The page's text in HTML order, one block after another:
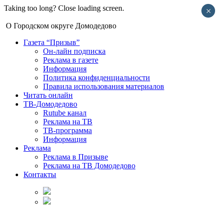
Taking too long? Close loading screen.
О Городском округе Домодедово
Газета “Призыв”
Он-лайн подписка
Реклама в газете
Информация
Политика конфиденциальности
Правила использования материалов
Читать онлайн
ТВ-Домодедово
Rutube канал
Реклама на ТВ
ТВ-программа
Информация
Реклама
Реклама в Призыве
Реклама на ТВ Домодедово
Контакты
×